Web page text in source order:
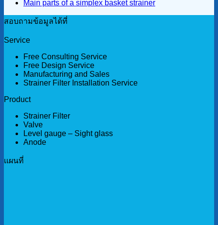
Main parts of a simplex basket strainer
สอบถามข้อมูลได้ที่
Service
Free Consulting Service
Free Design Service
Manufacturing and Sales
Strainer Filter Installation Service
Product
Strainer Filter
Valve
Level gauge – Sight glass
Anode
เเผนที่